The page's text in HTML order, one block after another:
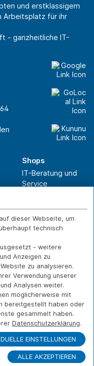
und erstklassigem
Arbeitsplatz für ihr
- ganzheitliche IT-
Shops
IT-Beratung und
Service
Versand- und
Zahlarten
Widerruf
IMPRESSUM
DATENSCHUTZ
FERNWARTUNG
dieser Webseite, um
technisch
- weitere
Anzeigen zu
zu analysieren.
Verwendung unserer
Analysen weiter.
möglicherweise mit
bereitgestellt haben oder
gesammelt haben.
Datenschutzerklärung.
EINSTELLUNGEN
ALLE AKZEPTIEREN